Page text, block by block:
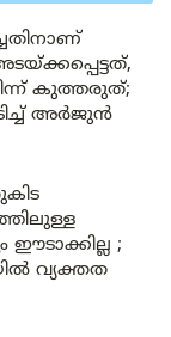
കുത്തരുത്;
അർജുൻ
;
വ്യക്തത